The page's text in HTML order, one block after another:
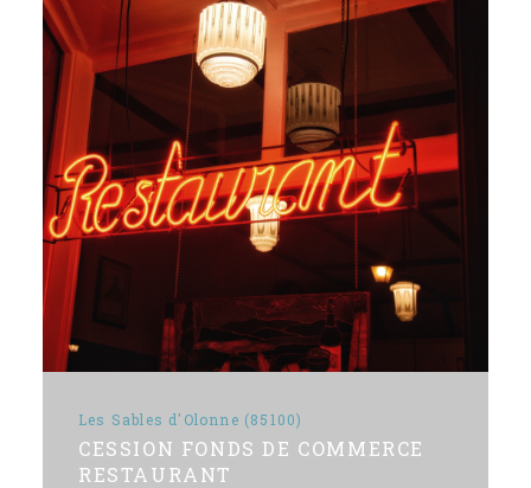
Les Sables d'Olonne (85100)
CESSION FONDS DE COMMERCE
RESTAURANT